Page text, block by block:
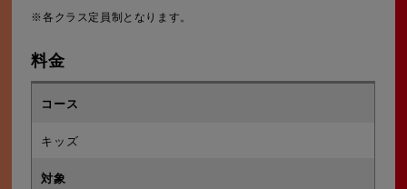
※各クラス定員制となります。
料金
キッズ